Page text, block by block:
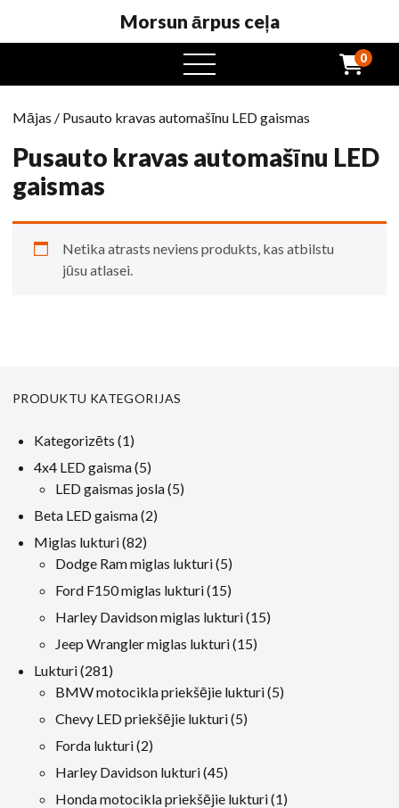
Morsun ārpus ceļa
atvērta
ēdienkarte
0
Mājas / Pusauto kravas automašīnu LED gaismas
Pusauto kravas automašīnu LED
gaismas
Netika atrasts neviens produkts, kas atbilstu
jūsu atlasei.
PRODUKTU KATEGORIJAS
Kategorizēts 11
produkts
4x4 LED gaisma 55
produkti
LED gaismas josla 55
Beta LED gaisma 22
Miglas lukturi 8282
produkti
Dodge Ram miglas lukturi 55
produkti
Ford F150 miglas lukturi 1515
produkti
Harley Davidson miglas lukturi 1515
Jeep Wrangler miglas lukturi 1515
Lukturi 281281
produkti
BMW motocikla priekšējie lukturi 55
Chevy LED priekšējie lukturi 55
Forda lukturi 22
produkti
Harley Davidson lukturi 4545
produkti
Honda motocikla priekšējie lukturi 11